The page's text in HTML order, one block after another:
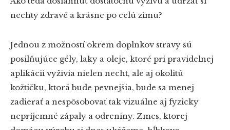
nechty zdravé a krásne po celú zimu?
Jednou z možností okrem doplnkov stravy sú
posilňujúce gély, laky a oleje, ktoré pri pravidelnej
aplikácii vyživia nielen necht, ale aj okolitú
kožtičku, ktorá bude pevnejšia, bude sa menej
zadierať a nespôsobovať tak vizuálne aj fyzicky
nepríjemné zápaly a odreniny. Zmes, ktorej